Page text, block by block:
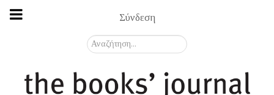
Σύνδεση
Αναζήτηση...